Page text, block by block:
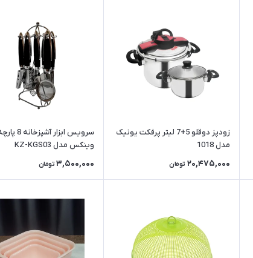
زودپز دوقلو 5+7 لیتر پرفکت یونیک
مدل 1018
20,475,000 تومان
سرویس ابزار آشپزخانه 8
وینکس مدل KZ-KGS03
3,500,000 تومان